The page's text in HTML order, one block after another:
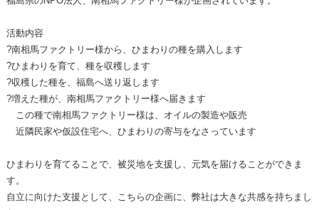
活動内容
?南相馬ファクトリー様から、ひまわりの種を購入します
?ひまわりを育て、種を収穫します
?収穫した種を、福島へ送り返します
?増えた種が、南相馬ファクトリー様へ届きます
この種で南相馬ファクトリー様は、オイルの製造や販売
近隣民家や仮設住宅へ、ひまわりの寄与をなさっています
ひまわりを育てることで、被災地を支援し、元気を届けることができま
す。
自立に向けた支援として、こちらの企画に、弊社は大きな共感を持ちまし